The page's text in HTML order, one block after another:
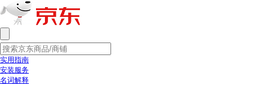
实用指南
安装服务
名词解释